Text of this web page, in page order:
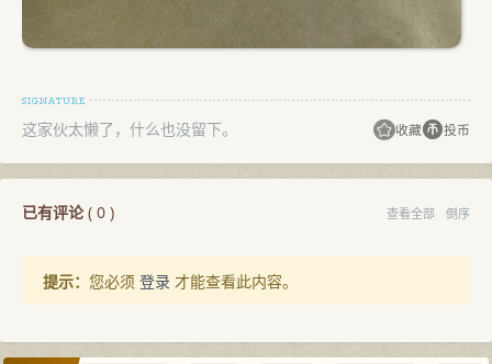
这家伙太懒了，什么也没留下。 收藏 投币
已有评论( 0 ) 查看全部 倒序
提示： 您必须 登录 才能查看此内容。